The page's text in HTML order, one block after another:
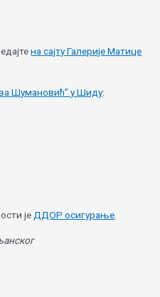
на сајту Галерије Матице
Шумановић” у Шиду:
је ДДОР осигурање